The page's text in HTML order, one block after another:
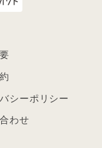
シーポリシー
わせ